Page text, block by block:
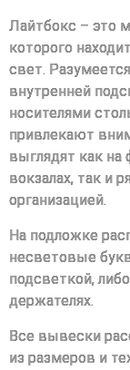
Лайтбокс – это
которого
свет.
внутренней
носителями
привлекают
выглядят как
вокзалах, так и
организацией.
На подложке
несветовые
подсветкой,
держателях.
Все вывески
из размеров и